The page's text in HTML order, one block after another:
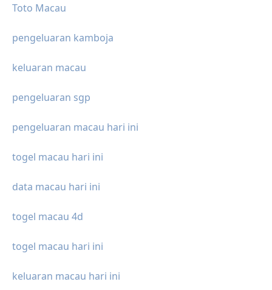
Toto Macau
pengeluaran kamboja
keluaran macau
pengeluaran sgp
pengeluaran macau hari ini
togel macau hari ini
data macau hari ini
togel macau 4d
togel macau hari ini
keluaran macau hari ini